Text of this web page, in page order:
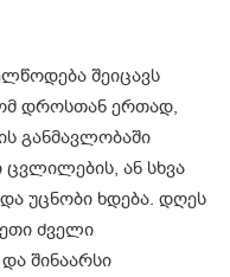
შეიცავს
დროსთან ერთად,
განმავლობაში
ცვლილების, ან სხვა
უცნობი ხდება. დღეს
ძველი
შინაარსი